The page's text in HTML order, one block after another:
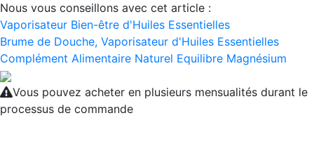
Nous vous conseillons avec cet article :
Vaporisateur Bien-être d'Huiles Essentielles
Brume de Douche, Vaporisateur d'Huiles Essentielles
Complément Alimentaire Naturel Equilibre Magnésium
Vous pouvez acheter en plusieurs mensualités durant le
processus de commande